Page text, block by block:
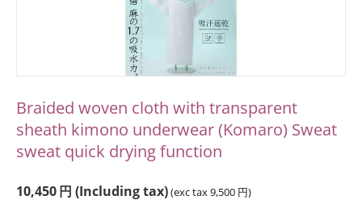
Braided woven cloth with transparent
sheath kimono underwear (Komaro) Sweat
sweat quick drying function
10,450円 (Including tax)(exc tax9,500 円)